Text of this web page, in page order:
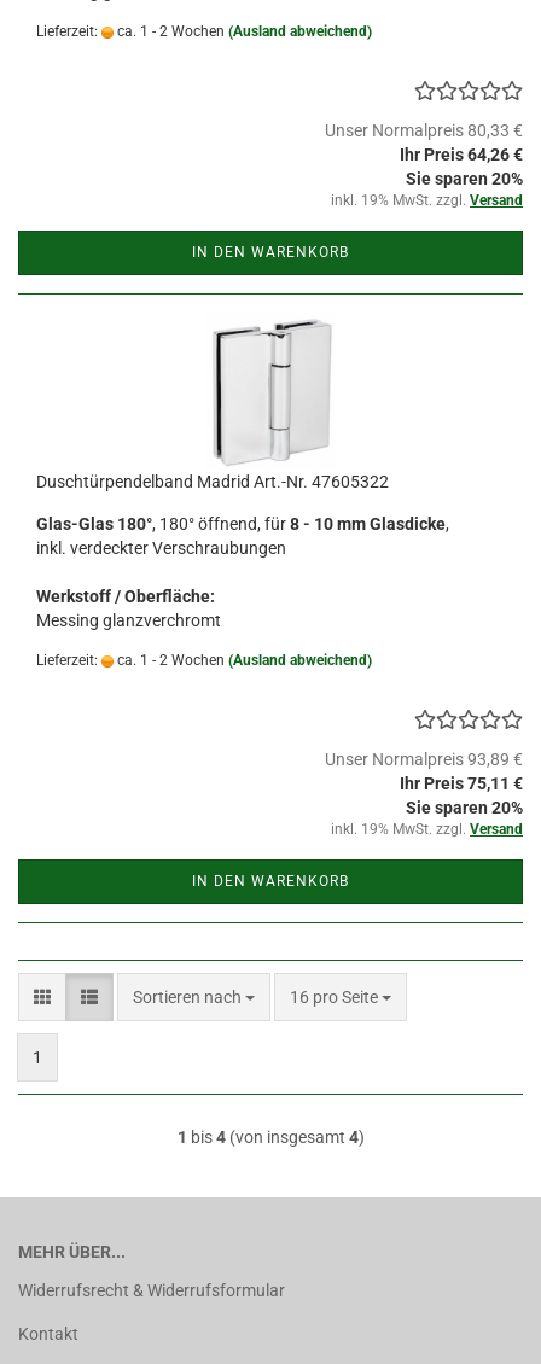
Lieferzeit: ca. 1 - 2 Wochen (Ausland abweichend)
Unser Normalpreis 80,33 €
Ihr Preis 64,26 €
Sie sparen 20%
inkl. 19% MwSt. zzgl. Versand
IN DEN WARENKORB
Duschtürpendelband Madrid Art.-Nr. 47605322
Glas-Glas 180°, 180° öffnend, für8 - 10 mm Glasdicke,
inkl. verdeckter Verschraubungen
Werkstoff / Oberfläche:
Messing glanzverchromt
Lieferzeit: ca. 1 - 2 Wochen (Ausland abweichend)
Unser Normalpreis 93,89 €
Ihr Preis 75,11 €
Sie sparen 20%
inkl. 19% MwSt. zzgl. Versand
IN DEN WARENKORB
Sortieren nach
Sortieren nach 16 pro Seite
pro Seite
1
1 bis4(von insgesamt 4)
MEHR ÜBER...
Widerrufsrecht & Widerrufsformular
Kontakt